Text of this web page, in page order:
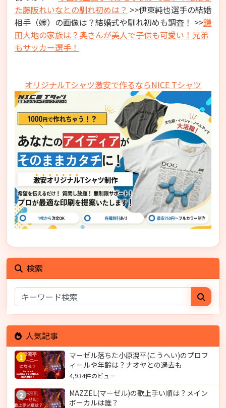
た藤阪れいなとの馴れ初めは？ >>伊東純也選手の結婚
相手（嫁）の画像は？結婚式や馴れ初めも調査！ >>鎌
田大地の家族は？奥さんが美人で子供も可愛い！兄弟
もサッカー選手！
オリジナルTシャツ激安で作るならNICE Tシャツ
検索
人気記事
1
マーゼル落ちた小原滉平(こうへい)のプロフ
ィールや年齢は？ナオヤとの過去も
4,934件のビュー
2
MAZZEL(マーゼル)の歌上手い順は？メイン
ボーカルは誰？